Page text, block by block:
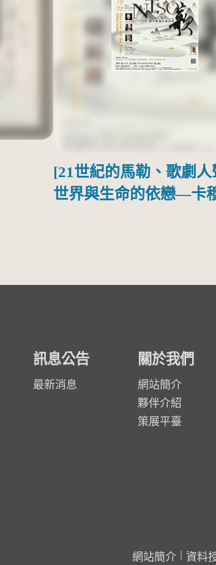
[21世紀的馬勒、歌劇人
世界與生命的依戀—卡
訊息公告
最新消息
關於我們
網站簡介
夥伴介紹
策展平臺
網站簡介 資料